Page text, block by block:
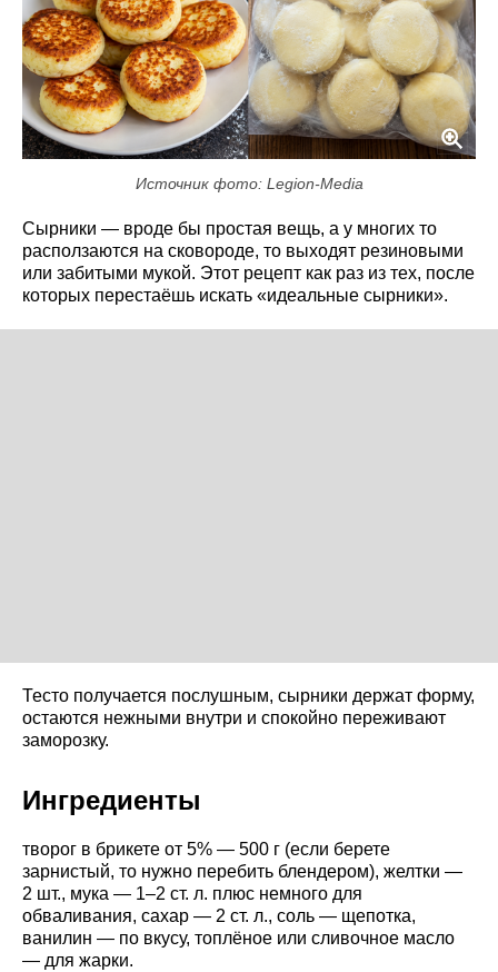
Источник фото: Legion-Media
Сырники — вроде бы простая вещь, а у многих то
расползаются на сковороде, то выходят резиновыми
или забитыми мукой. Этот рецепт как раз из тех, после
которых перестаёшь искать «идеальные сырники».
Тесто получается послушным, сырники держат форму,
остаются нежными внутри и спокойно переживают
заморозку.
Ингредиенты
творог в брикете от 5% — 500 г (если берете
зарнистый, то нужно перебить блендером), желтки —
2 шт., мука — 1–2 ст. л. плюс немного для
обваливания, сахар — 2 ст. л., соль — щепотка,
ванилин — по вкусу, топлёное или сливочное масло
— для жарки.